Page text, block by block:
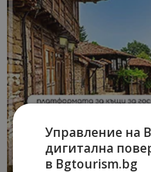
Управление на
дигитална
в Bgtourism.bg